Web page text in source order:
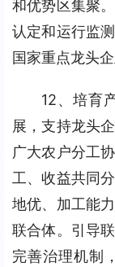
和优势区集聚
认定和运行监
国家重点龙头企
12、培育
展，支持龙头
广大农户分工
工、收益共同
地优、加工能
联合体。引导
完善治理机制